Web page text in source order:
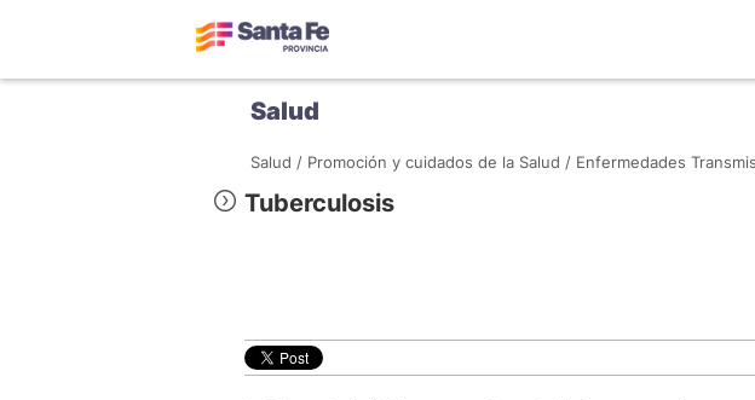
Salud
Salud / Promoción y cuidados de la Salud / Enfermedades
Tuberculosis